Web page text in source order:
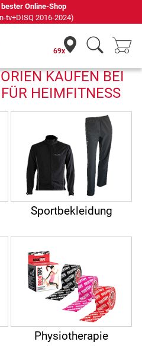
69 Fachmärkte vor Ort
69x
KAUFEN BEI
HEIMFITNESS
Sportbekleidung
Physiotherapie